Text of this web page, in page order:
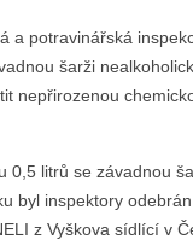
a potravinářská
šarži
nepřirozenou
0,5 litrů se závadnou
byl inspektory
z Vyškova sídlící v